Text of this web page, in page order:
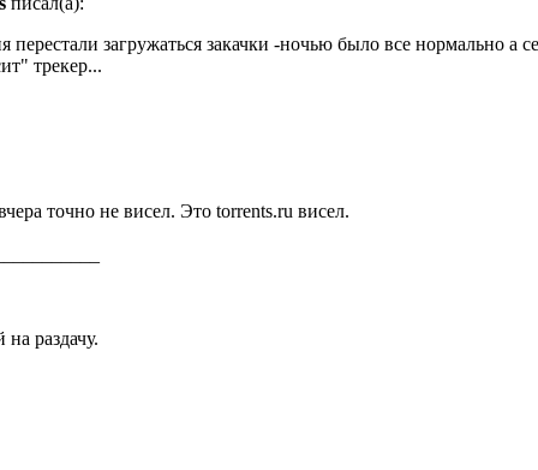
перестали загружаться закачки -ночью было все нормально а
трекер...
точно не висел. Это torrents.ru висел.
раздачу.